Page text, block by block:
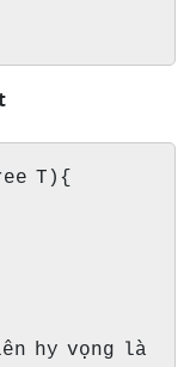
T){
hy vọng là